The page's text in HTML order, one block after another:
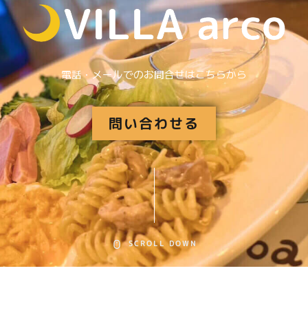
電話・メールでのお問合せはこちらから
問い合わせる
SCROLL DOWN